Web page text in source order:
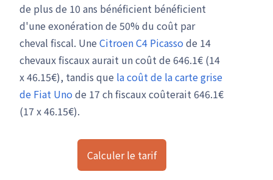
de plus de 10 ans bénéficient bénéficient
d'une exonération de 50% du coût par
cheval fiscal. Une Citroen C4 Picassode 14
chevaux fiscaux aurait un coût de 646.1€ (14
x 46.15€), tandis que la coût de la carte grise
de Fiat Unode 17 ch fiscaux coûterait 646.1€
(17 x 46.15€).
Calculer le tarif